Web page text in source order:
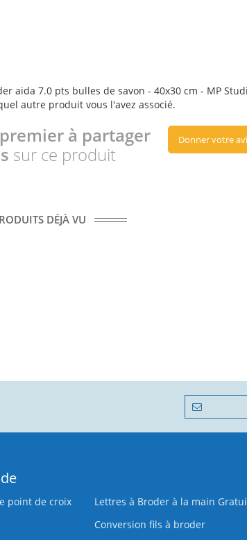
aida 7.0 pts bulles de savon - 40x30 cm - MP
autre produit vous l'avez associé.
à partager
sur ce produit
Donner votre
DÉJÀ VU
point de croix
Lettres à Broder à la main
Conversion fils à broder